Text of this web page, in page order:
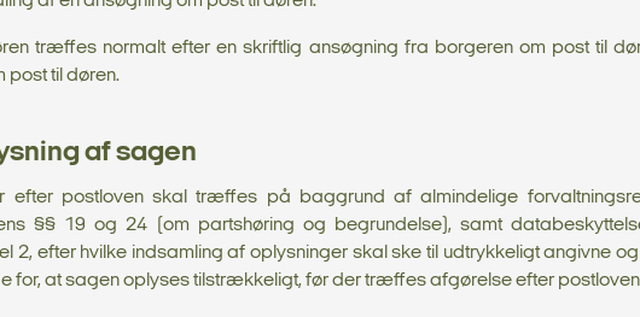
træffes normalt efter en skriftlig ansøgning fra borgeren om post til
post til døren.
af sagen
efter postloven skal træffes på baggrund af almindelige
§§ 19 og 24 (om partshøring og begrundelse), samt
2, efter hvilke indsamling af oplysninger skal ske til udtrykkeligt angivne
for, at sagen oplyses tilstrækkeligt, før der træffes afgørelse efter